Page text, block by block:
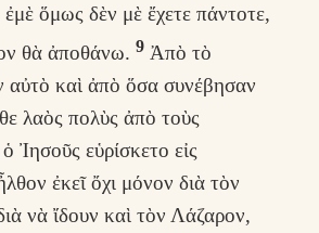
ἐμὲ ὅμως δὲν μὲ ἔχετε πάντοτε,
θὰ ἀποθάνω. 9 Ἀπὸ τὸ
αὐτὸ καὶ ἀπὸ ὅσα συνέβησαν
λαὸς πολὺς ἀπὸ τοὺς
Ἰησοῦς εὑρίσκετο εἰς
ἐκεῖ ὄχι μόνον διὰ τὸν
νὰ ἴδουν καὶ τὸν Λάζαρον,